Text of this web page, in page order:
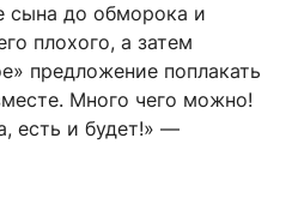
сына до обморока и
плохого, а затем
предложение поплакать
Много чего можно!
есть и будет!» —